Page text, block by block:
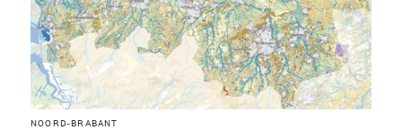
NOORD-BRABANT